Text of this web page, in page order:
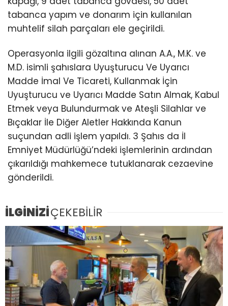
tabanca yapım ve donarım için kullanılan
muhtelif silah parçaları ele geçirildi.
Operasyonla ilgili gözaltına alınan A.A., M.K. ve
M.D. isimli şahıslara Uyuşturucu Ve Uyarıcı
Madde İmal Ve Ticareti, Kullanmak İçin
Uyuşturucu ve Uyarıcı Madde Satın Almak, Kabul
Etmek veya Bulundurmak ve Ateşli Silahlar ve
Bıçaklar İle Diğer Aletler Hakkında Kanun
suçundan adli işlem yapıldı. 3 Şahıs da İl
Emniyet Müdürlüğü’ndeki işlemlerinin ardından
çıkarıldığı mahkemece tutuklanarak cezaevine
gönderildi.
İLGİNİZİÇEKEBİLİR